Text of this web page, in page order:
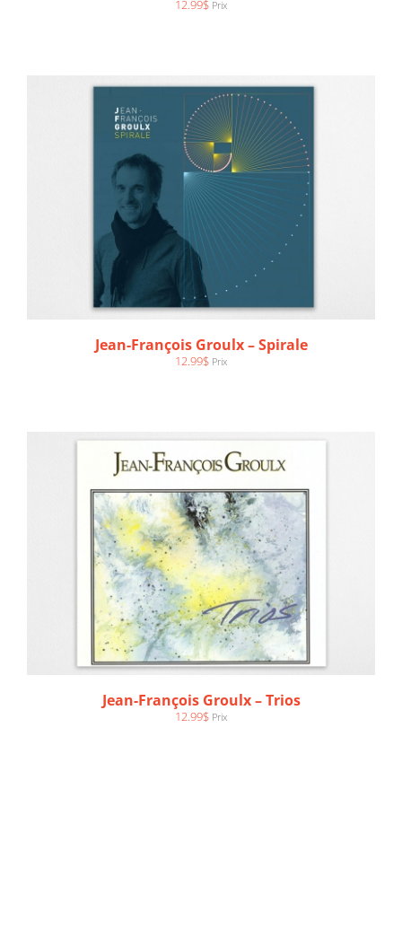
12.99$ Prix
Jean-François Groulx – Spirale
12.99$ Prix
AJOUTER AU PANIER / DÉTAILS
Jean-François Groulx – Trios
12.99$ Prix